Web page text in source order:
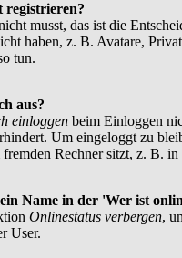
registrieren?
musst, das ist die
haben, z. B. Avatare,
tun.
aus?
einloggen beim Einloggen
Um eingeloggt zu
Rechner sitzt, z. B.
Name in der 'Wer ist
Onlinestatus verbergen,
User.